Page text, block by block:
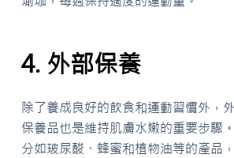
4. 外部保養
除了養成良好的飲食和運動習慣外，
保養品也是維持肌膚水嫩的重要步驟
分如玻尿酸、蜂蜜和植物油等的產品